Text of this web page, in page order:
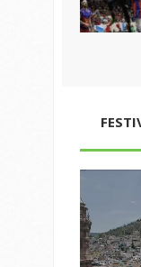
de
vídeo